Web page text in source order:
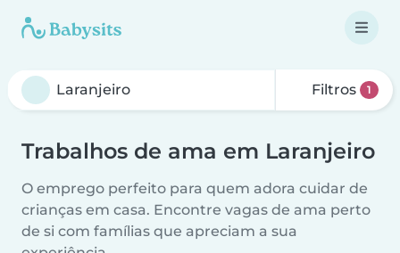
Filtros 1
Trabalhos de ama em Laranjeiro
O emprego perfeito para quem adora cuidar de
crianças em casa. Encontre vagas de ama perto
de si com famílias que apreciam a sua